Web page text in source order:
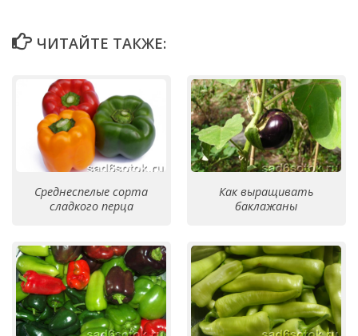
ЧИТАЙТЕ ТАКЖЕ:
Среднеспелые сорта
сладкого перца
Как выращивать
баклажаны